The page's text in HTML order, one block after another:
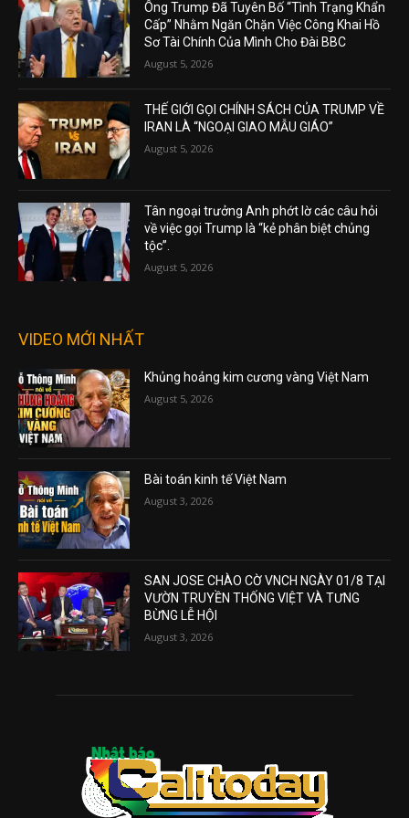
Ông Trump Đã Tuyên Bố “Tình Trạng Khẩn
Cấp” Nhằm Ngăn Chặn Việc Công Khai Hồ
Sơ Tài Chính Của Mình Cho Đài BBC
August 5, 2026
THẾ GIỚI GỌI CHÍNH SÁCH CỦA TRUMP VỀ
IRAN LÀ “NGOẠI GIAO MẪU GIÁO”
August 5, 2026
Tân ngoại trưởng Anh phớt lờ các câu hỏi
về việc gọi Trump là “kẻ phân biệt chủng
tộc”.
August 5, 2026
VIDEO MỚI NHẤT
Khủng hoảng kim cương vàng Việt Nam
August 5, 2026
Bài toán kinh tế Việt Nam
August 3, 2026
SAN JOSE CHÀO CỜ VNCH NGÀY 01/8 TẠI
VƯỜN TRUYỀN THỐNG VIỆT VÀ TƯNG
BỪNG LỄ HỘI
August 3, 2026